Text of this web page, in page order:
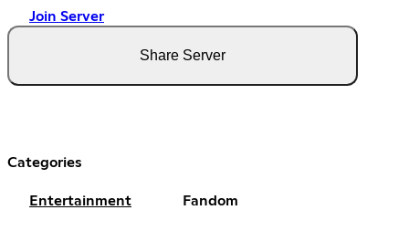
Join Server
Share Server
Categories
Entertainment Fandom